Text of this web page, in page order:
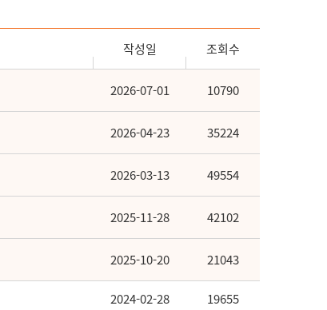
작성일 조회수
2026-07-01 10790
2026-04-23 35224
2026-03-13 49554
2025-11-28 42102
2025-10-20 21043
2024-02-28 19655